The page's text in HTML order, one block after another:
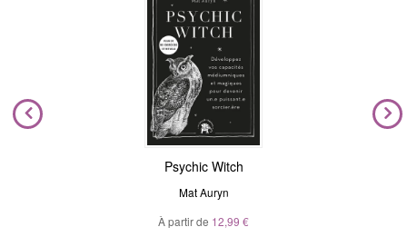
Psychic Witch
Mat Auryn
À partir de 12,99 €